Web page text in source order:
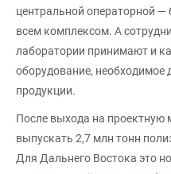
центральной операторной —
всем комплексом. А
лаборатории принимают и
оборудование, необходимое
продукции.
После выхода на проектную
выпускать 2,7 млн тонн
Для Дальнего Востока это